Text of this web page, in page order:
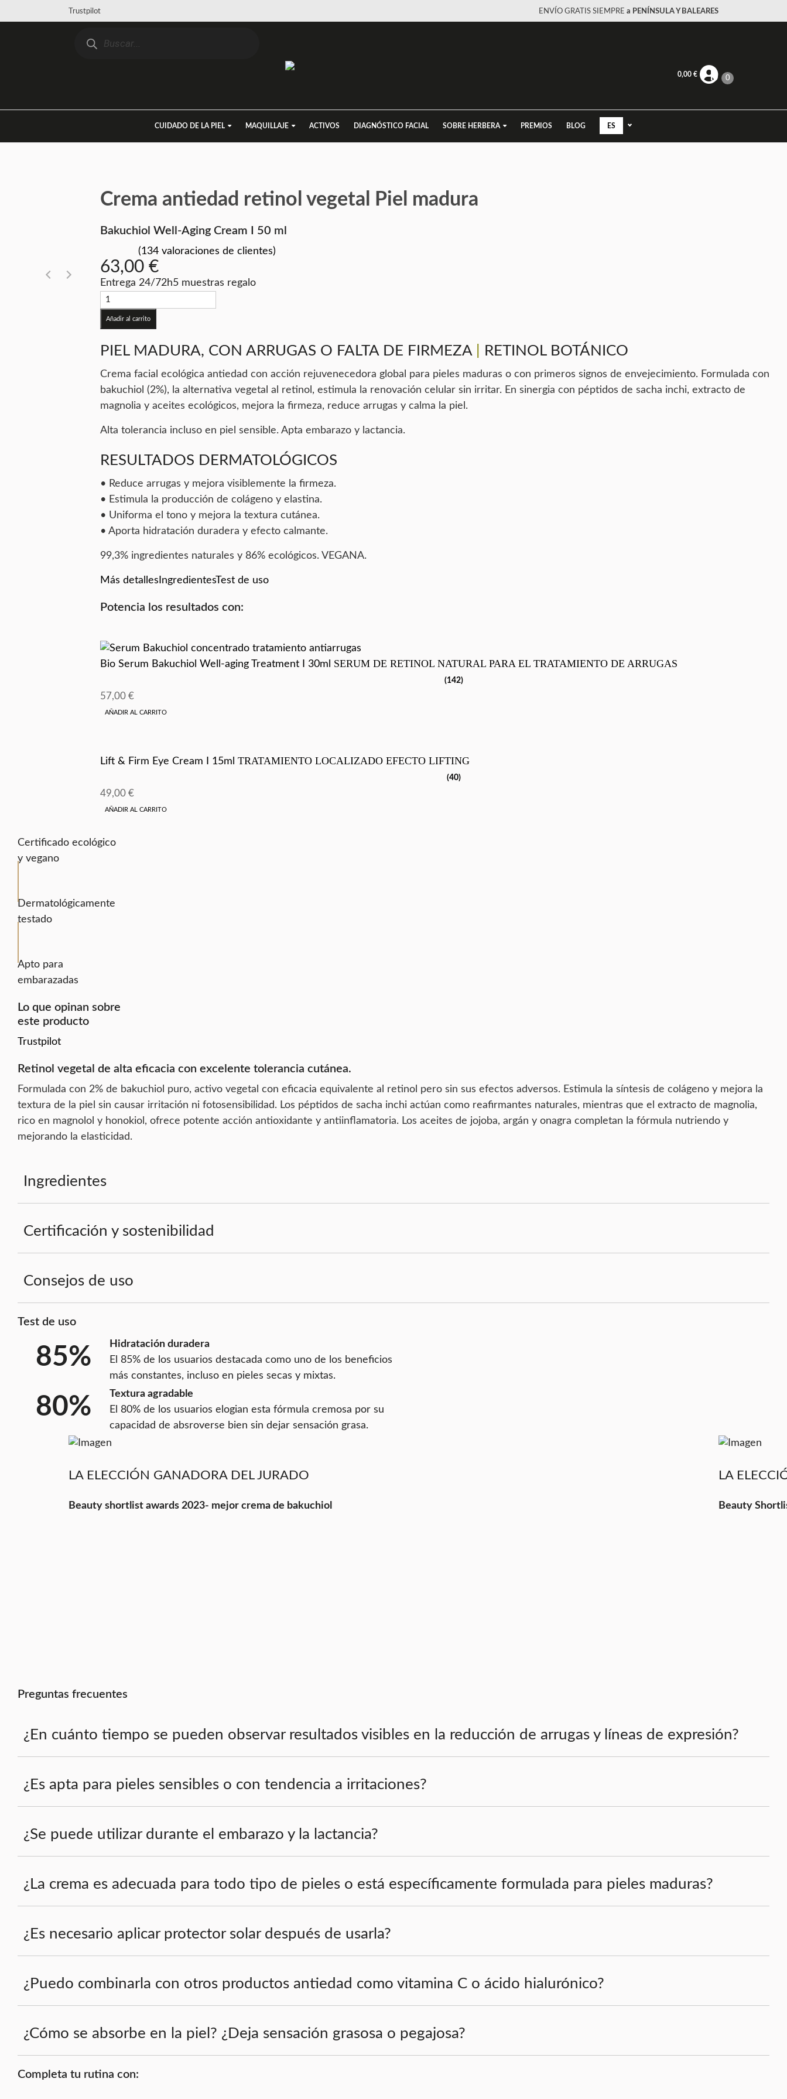
Trustpilot ENVÍO GRATIS SIEMPRE a PENÍNSULA Y BALEARES
0
0,00 €
CUIDADO DE LA PIEL MAQUILLAJE ACTIVOS DIAGNÓSTICO FACIAL SOBRE HERBERA PREMIOS BLOG
Crema antiedad retinol vegetal Piel madura
Bakuchiol Well-Aging Cream I 50 ml
(134valoraciones de clientes)
63,00 €
Entrega 24/72h5 muestras regalo
Añadir al carrito
PIEL MADURA, CON ARRUGAS O FALTA DE FIRMEZA RETINOL BOTÁNICO
Crema facial ecológica antiedad con acción rejuvenecedora global para pieles maduras o con primeros signos de envejecimiento. Formulada con
bakuchiol (2%), la alternativa vegetal al retinol, estimula la renovación celular sin irritar. En sinergia con péptidos de sacha inchi, extracto de
magnolia y aceites ecológicos, mejora la firmeza, reduce arrugas y calma la piel.
Alta tolerancia incluso en piel sensible. Apta embarazo y lactancia.
RESULTADOS DERMATOLÓGICOS
• Reduce arrugas y mejora visiblemente la firmeza.
• Estimula la producción de colágeno y elastina.
• Uniforma el tono y mejora la textura cutánea.
• Aporta hidratación duradera y efecto calmante.
99,3% ingredientes naturales y 86% ecológicos. VEGANA.
Más detalles IngredientesTest de uso
Potencia los resultados con:
Bio Serum Bakuchiol Well-aging Treatment I 30ml SERUM DE RETINOL NATURAL PARA EL TRATAMIENTO DE ARRUGAS
(142)
57,00 €
AÑADIR AL CARRITO
Lift & Firm Eye Cream I 15ml TRATAMIENTO LOCALIZADO EFECTO LIFTING
(40)
49,00 €
AÑADIR AL CARRITO
Certificado ecológico
y vegano
Dermatológicamente
testado
Apto para
embarazadas
Lo que opinan sobre
este producto
Trustpilot
Retinol vegetal de alta eficacia con excelente tolerancia cutánea.
Formulada con 2% de bakuchiol puro, activo vegetal con eficacia equivalente al retinol pero sin sus efectos adversos. Estimula la síntesis de colágeno y mejora la
textura de la piel sin causar irritación ni fotosensibilidad. Los péptidos de sacha inchi actúan como reafirmantes naturales, mientras que el extracto de magnolia,
rico en magnolol y honokiol, ofrece potente acción antioxidante y antiinflamatoria. Los aceites de jojoba, argán y onagra completan la fórmula nutriendo y
mejorando la elasticidad.
Ingredientes
Certificación y sostenibilidad
Consejos de uso
Test de uso
85%
Hidratación duradera
El 85% de los usuarios destacada como uno de los beneficios
más constantes, incluso en pieles secas y mixtas.
80%
Textura agradable
El 80% de los usuarios elogian esta fórmula cremosa por su
capacidad de absroverse bien sin dejar sensación grasa.
LA ELECCIÓN GANADORA DEL JURADO
Beauty shortlist awards 2023- mejor crema de bakuchiol
LA
Beauty
Preguntas frecuentes
¿En cuánto tiempo se pueden observar resultados visibles en la reducción de arrugas y líneas de expresión?
¿Es apta para pieles sensibles o con tendencia a irritaciones?
¿Se puede utilizar durante el embarazo y la lactancia?
¿La crema es adecuada para todo tipo de pieles o está específicamente formulada para pieles maduras?
¿Es necesario aplicar protector solar después de usarla?
¿Puedo combinarla con otros productos antiedad como vitamina C o ácido hialurónico?
¿Cómo se absorbe en la piel? ¿Deja sensación grasosa o pegajosa?
Completa tu rutina con: